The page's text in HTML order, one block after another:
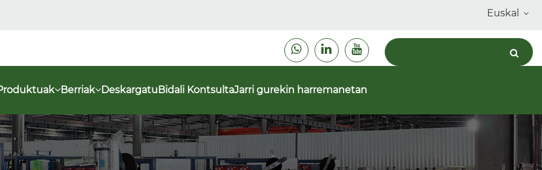
Euskal
Berriak DeskargatuBidali KontsultaJarri gurekin harremanetan